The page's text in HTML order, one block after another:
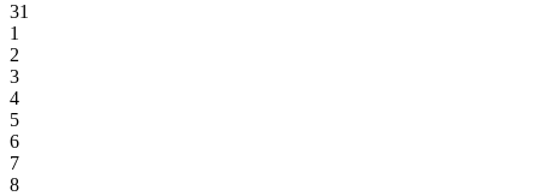
31
1
2
3
4
5
6
7
8